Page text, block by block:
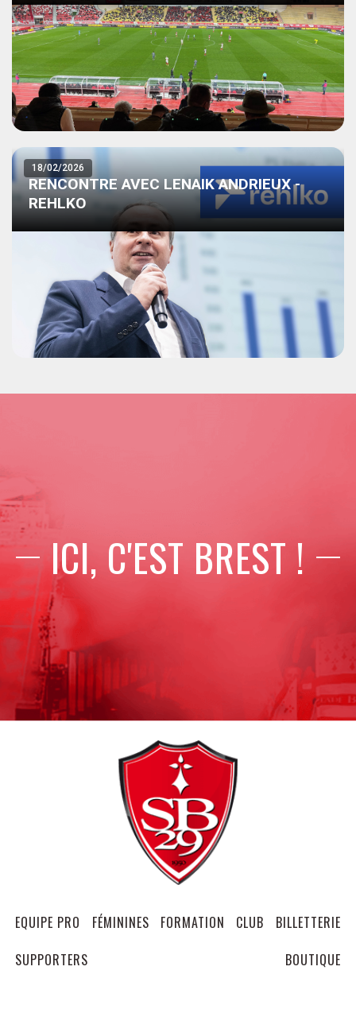
18/02/2026
RENCONTRE AVEC LENAIK ANDRIEUX -
REHLKO
ICI, C'EST BREST !
EQUIPE PRO FÉMININES FORMATION CLUB
BILLETTERIE
SUPPORTERS
BOUTIQUE